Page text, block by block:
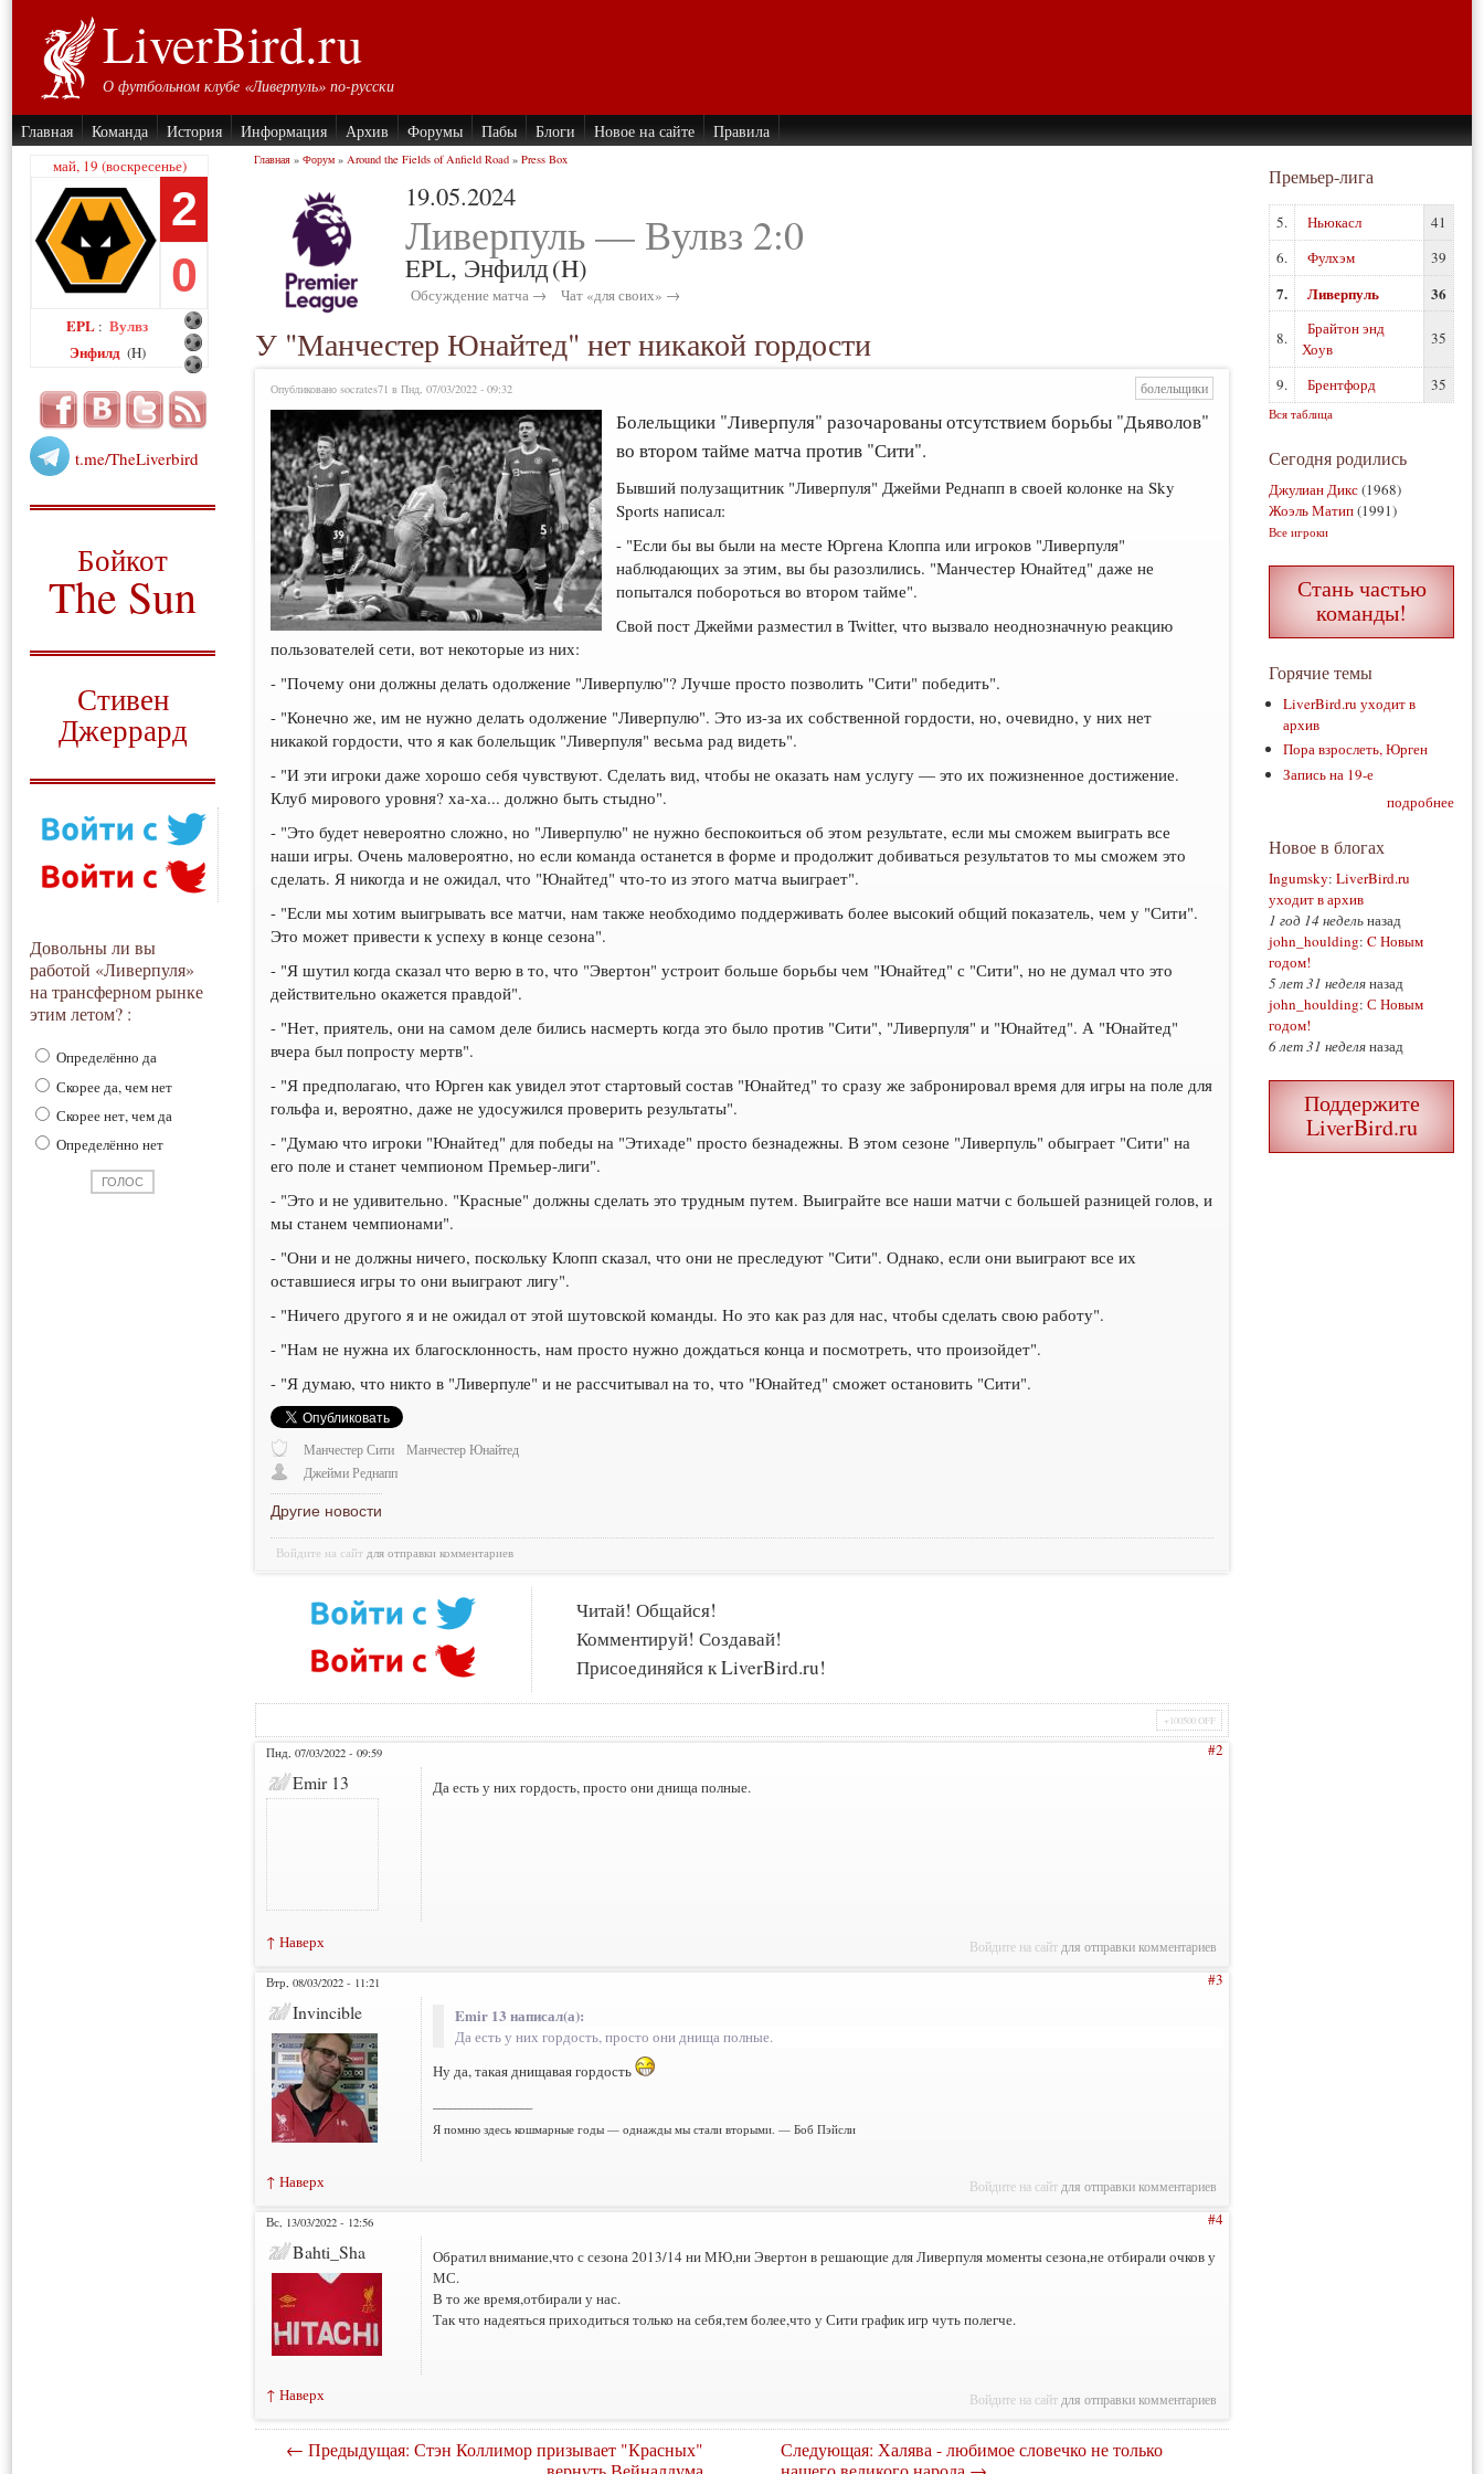
LiverBird.ru
О футбольном клубе «Ливерпуль» по-русски
Главная Команда История Информация Архив Форумы Пабы Блоги Новое на сайте Правила
май, 19 (воскресенье)
2
0
EPL : Вулвз
Энфилд (H)
t.me/TheLiverbird
Бойкот
The Sun
Стивен
Джеррард
Довольны ли вы
работой «Ливерпуля»
на трансферном рынке
этим летом? :
Определённо да
Скорее да, чем нет
Скорее нет, чем да
Определённо нет
Главная » Форум » Around the Fields of Anfield Road » Press Box
19.05.2024
Ливерпуль — Вулвз 2:0
EPL, Энфилд(H)
Обсуждение матча → Чат «для своих» →
У "Манчестер Юнайтед" нет никакой гордости
Опубликовано socrates71 в Пнд, 07/03/2022 - 09:32 болельщики
Болельщики "Ливерпуля" разочарованы отсутствием борьбы "Дьяволов"
во втором тайме матча против "Сити".
Бывший полузащитник "Ливерпуля" Джейми Реднапп в своей колонке на Sky
Sports написал:
- "Если бы вы были на месте Юргена Клоппа или игроков "Ливерпуля"
наблюдающих за этим, вы бы разозлились. "Манчестер Юнайтед" даже не
попытался побороться во втором тайме".
Свой пост Джейми разместил в Twitter, что вызвало неоднозначную реакцию
пользователей сети, вот некоторые из них:
- "Почему они должны делать одолжение "Ливерпулю"? Лучше просто позволить "Сити" победить".
- "Конечно же, им не нужно делать одолжение "Ливерпулю". Это из-за их собственной гордости, но, очевидно, у них нет
никакой гордости, что я как болельщик "Ливерпуля" весьма рад видеть".
- "И эти игроки даже хорошо себя чувствуют. Сделать вид, чтобы не оказать нам услугу — это их пожизненное достижение.
Клуб мирового уровня? ха-ха... должно быть стыдно".
- "Это будет невероятно сложно, но "Ливерпулю" не нужно беспокоиться об этом результате, если мы сможем выиграть все
наши игры. Очень маловероятно, но если команда останется в форме и продолжит добиваться результатов то мы сможем это
сделать. Я никогда и не ожидал, что "Юнайтед" что-то из этого матча выиграет".
- "Если мы хотим выигрывать все матчи, нам также необходимо поддерживать более высокий общий показатель, чем у "Сити".
Это может привести к успеху в конце сезона".
- "Я шутил когда сказал что верю в то, что "Эвертон" устроит больше борьбы чем "Юнайтед" с "Сити", но не думал что это
действительно окажется правдой".
- "Нет, приятель, они на самом деле бились насмерть когда это было против "Сити", "Ливерпуля" и "Юнайтед". А "Юнайтед"
вчера был попросту мертв".
- "Я предполагаю, что Юрген как увидел этот стартовый состав "Юнайтед" то сразу же забронировал время для игры на поле для
гольфа и, вероятно, даже не удосужился проверить результаты".
- "Думаю что игроки "Юнайтед" для победы на "Этихаде" просто безнадежны. В этом сезоне "Ливерпуль" обыграет "Сити" на
его поле и станет чемпионом Премьер-лиги".
- "Это и не удивительно. "Красные" должны сделать это трудным путем. Выиграйте все наши матчи с большей разницей голов, и
мы станем чемпионами".
- "Они и не должны ничего, поскольку Клопп сказал, что они не преследуют "Сити". Однако, если они выиграют все их
оставшиеся игры то они выиграют лигу".
- "Ничего другого я и не ожидал от этой шутовской команды. Но это как раз для нас, чтобы сделать свою работу".
- "Нам не нужна их благосклонность, нам просто нужно дождаться конца и посмотреть, что произойдет".
- "Я думаю, что никто в "Ливерпуле" и не рассчитывал на то, что "Юнайтед" сможет остановить "Сити".
Манчестер Сити
Манчестер Юнайтед
Джейми Реднапп
Другие новости
Войдите на сайт для отправки комментариев
Читай! Общайся!
Комментируй! Создавай!
Присоединяйся к LiverBird.ru!
+100500 OFF
Пнд, 07/03/2022 - 09:59 #2
Emir 13 Да есть у них гордость, просто они днища полные.
↑ Наверх Войдите на сайт для отправки комментариев
Втр, 08/03/2022 - 11:21 #3
Invincible Emir 13 написал(а):
Да есть у них гордость, просто они днища полные.
Ну да, такая днищавая гордость
Я помню здесь кошмарные годы — однажды мы стали вторыми. — Боб Пэйсли
↑ Наверх Войдите на сайт для отправки комментариев
Вс, 13/03/2022 - 12:56 #4
Bahti_Sha
Обратил внимание,что с сезона 2013/14 ни МЮ,ни Эвертон в решающие для Ливерпуля моменты сезона,не отбирали очков у
МС.
В то же время,отбирали у нас.
Так что надеяться приходиться только на себя,тем более,что у Сити график игр чуть полегче.
↑ Наверх Войдите на сайт для отправки комментариев
← Предыдущая: Стэн Коллимор призывает "Красных"
Следующая: Халява - любимое словечко не только
Премьер-лига
5. Ньюкасл
41
6.
Фулхэм 39
7. Ливерпуль 36
8.
Брайтон энд
Хоув
35
9. Брентфорд 35
Вся таблица
Сегодня родились
Джулиан Дикс(1968)
Жоэль Матип(1991)
Все игроки
Стань частью
команды!
Горячие темы
LiverBird.ru уходит в
архив
Пора взрослеть, Юрген
Запись на 19-е
подробнее
Новое в блогах
Ingumsky: LiverBird.ru
уходит в архив
1 год 14 недельназад
john_houlding: C Новым
годом!
5 лет 31 неделяназад
john_houlding: С Новым
годом!
6 лет 31 неделяназад
Поддержите
LiverBird.ru